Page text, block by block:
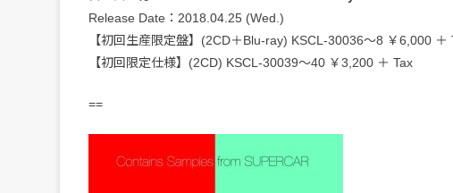
Release Date：2018.04.25 (Wed.)
【初回生産限定盤】(2CD＋Blu-ray) KSCL-30036～8 ￥6,000 ＋
【初回限定仕様】(2CD) KSCL-30039～40 ￥3,200 ＋ Tax
==